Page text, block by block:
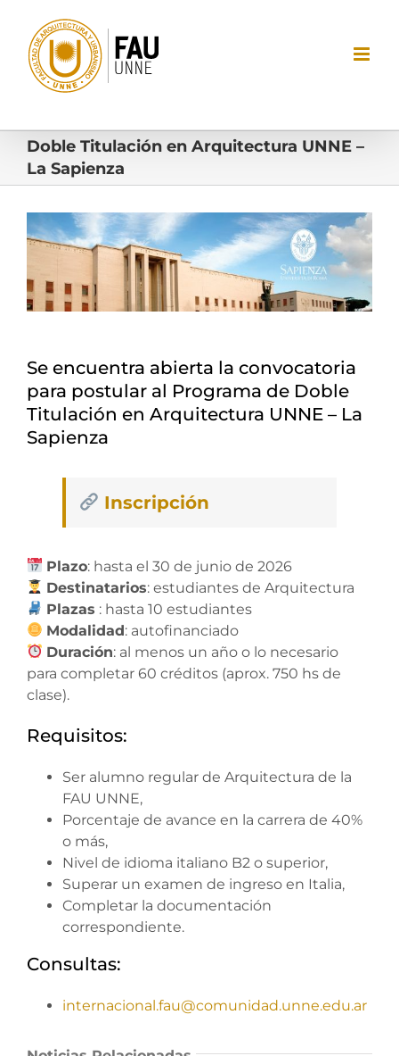
contenido
Doble Titulación en Arquitectura UNNE –
La Sapienza
Ver
imagen
grande
Se encuentra abierta la convocatoria
para postular al Programa de Doble
Titulación en Arquitectura UNNE – La
Sapienza
Inscripción
Plazo: hasta el 30 de junio de 2026
Destinatarios: estudiantes de Arquitectura
Plazas : hasta 10 estudiantes
Modalidad: autofinanciado
Duración: al menos un año o lo necesario
para completar 60 créditos (aprox. 750 hs de
clase).
Requisitos:
Ser alumno regular de Arquitectura de la
FAU UNNE,
Porcentaje de avance en la carrera de 40%
o más,
Nivel de idioma italiano B2 o superior,
Superar un examen de ingreso en Italia,
Completar la documentación
correspondiente.
Consultas:
internacional.fau@comunidad.unne.edu.ar